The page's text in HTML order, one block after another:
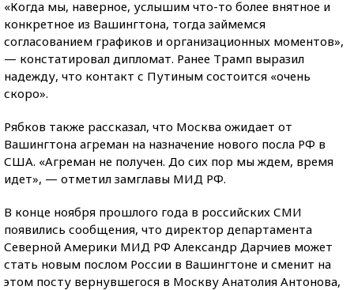
«Когда мы, наверное, услышим что-то более внятное и
конкретное из Вашингтона, тогда займемся
согласованием графиков и организационных моментов»,
— констатировал дипломат. Ранее Трамп выразил
надежду, что контакт с Путиным состоится «очень
скоро».
Рябков также рассказал, что Москва ожидает от
Вашингтона агреман на назначение нового посла РФ в
США. «Агреман не получен. До сих пор мы ждем, время
идет», — отметил замглавы МИД РФ.
В конце ноября прошлого года в российских СМИ
появились сообщения, что директор департамента
Северной Америки МИД РФ Александр Дарчиев может
стать новым послом России в Вашингтоне и сменит на
этом посту вернувшегося в Москву Анатолия Антонова,